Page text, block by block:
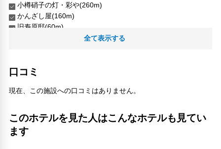
小樽硝子の灯・彩や(260m)
かんざし屋(160m)
旧寿原邸(60m)
人気スポット
JR小樽駅(960m)
三角市場(1.01km)
天宮(3.54km)
天狗山(3.54km)
全て表示する
口コミ
現在、この施設への口コミはありません。
このホテルを見た人はこんなホテルも見てい
ます